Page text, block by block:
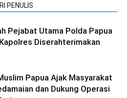
PENULIS
Pejabat Utama Polda Papua
Diserahterimakan
Papua Ajak Masyarakat
dan Dukung Operasi